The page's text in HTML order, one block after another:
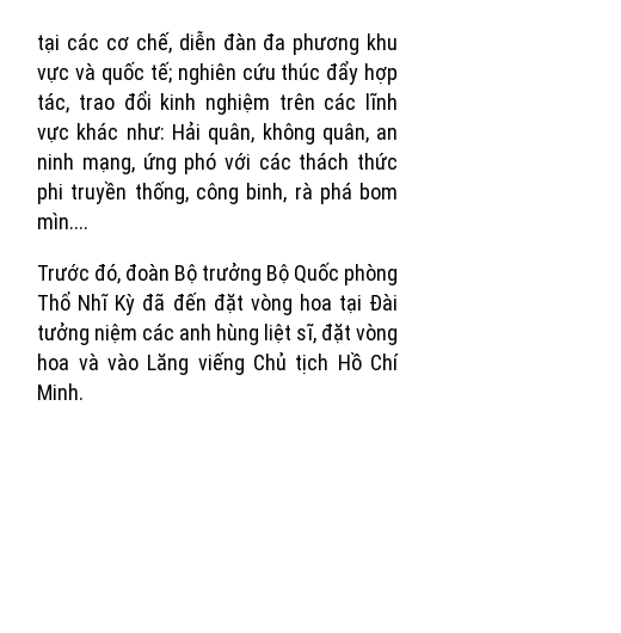
tại các cơ chế, diễn đàn đa phương khu
vực và quốc tế; nghiên cứu thúc đẩy hợp
tác, trao đổi kinh nghiệm trên các lĩnh
vực khác như: Hải quân, không quân, an
ninh mạng, ứng phó với các thách thức
phi truyền thống, công binh, rà phá bom
mìn....
Trước đó, đoàn Bộ trưởng Bộ Quốc phòng
Thổ Nhĩ Kỳ đã đến đặt vòng hoa tại Đài
tưởng niệm các anh hùng liệt sĩ, đặt vòng
hoa và vào Lăng viếng Chủ tịch Hồ Chí
Minh.